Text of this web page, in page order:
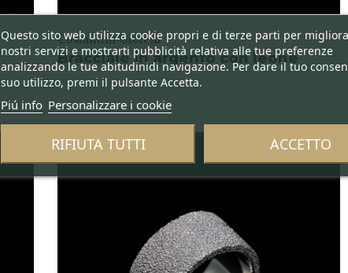
Costantini Gioielli
Bracciale in argento con leone
Questo sito web utilizza cookie propri e di terze parti per
nostri servizi e mostrarti pubblicità relativa alle tue preferenze
analizzando le tue abitudinidi navigazione. Per dare il tuo
suo utilizzo, premi il pulsante Accetta.
Piú info Personalizzare i cookie
RIFIUTA TUTTI ACCETTO